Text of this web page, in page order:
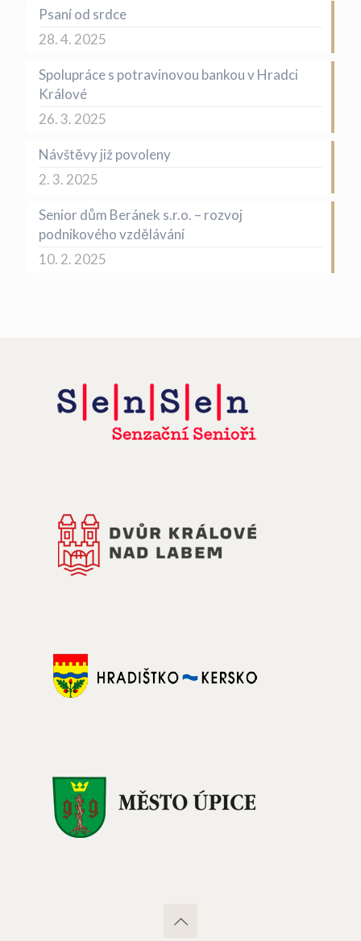
Psaní od srdce
28. 4. 2025
Spolupráce s potravinovou bankou v Hradci
Králové
26. 3. 2025
Návštěvy již povoleny
2. 3. 2025
Senior dům Beránek s.r.o. – rozvoj
podnikového vzdělávání
10. 2. 2025